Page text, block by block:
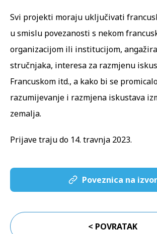
Svi projekti moraju uključivati
u smislu povezanosti s nekom
organizacijom ili institucijom,
stručnjaka, interesa za razmjenu
Francuskom itd., a kako bi se
razumijevanje i razmjena iskustava
zemalja.
Prijave traju do 14. travnja 2023.
Poveznica na izvor
< POVRATAK